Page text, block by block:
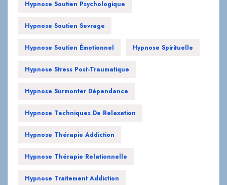
Hypnose Soutien Psychologique
Hypnose Soutien Sevrage
Hypnose Soutien Émotionnel Hypnose Spirituelle
Hypnose Stress Post-Traumatique
Hypnose Surmonter Dépendance
Hypnose Techniques De Relaxation
Hypnose Thérapie Addiction
Hypnose Thérapie Relationnelle
Hypnose Traitement Addiction